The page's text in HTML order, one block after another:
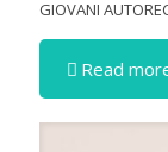
GIOVANI
Read